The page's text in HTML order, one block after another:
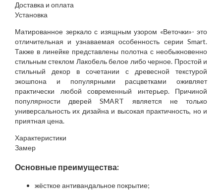
Доставка и оплата
Установка
Матированное зеркало с изящным узором «Веточки»- это
отличительная и узнаваемая особенность серии Smart.
Также в линейке представлены полотна с необыкновенно
стильным стеклом Лакобель белое либо черное. Простой и
стильный декор в сочетании с древесной текстурой
экошпона и популярными расцветками оживляет
практически любой современный интерьер. Причиной
популярности дверей SMART является не только
универсальность их дизайна и высокая практичность, но и
приятная цена.
Характеристики
Замер
Основные преимущества:
жёсткое антивандальное покрытие;